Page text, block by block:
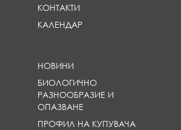
КОНТАКТИ
КАЛЕНДАР
НОВИНИ
БИОЛОГИЧНО
РАЗНООБРАЗИЕ И
ОПАЗВАНЕ
ПРОФИЛ НА КУПУВАЧА